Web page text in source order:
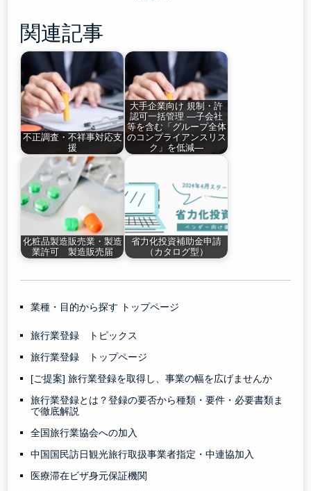
関連記事
不正調査・不祥事対応支
援
大手企業向け 規制・許
認可一括管理 ―子会社
等を含む「グループ全体
のコンプライアンスリス
ク」を低減―
化粧品製造販売業・製造
業許可 製造販売届
省力化投資補助金申請
（カタログ型）
業種・目的から探す トップページ
旅行業登録 トピックス
旅行業登録 トップページ
[ご提案] 旅行業登録を取得し、事業の幅を広げませんか
旅行業登録とは？登録の要否から種類・要件・必要書類ま
で徹底解説
全国旅行業協会への加入
中国国民訪日観光旅行取扱事業者指定・中連協加入
医療滞在ビザ身元保証機関